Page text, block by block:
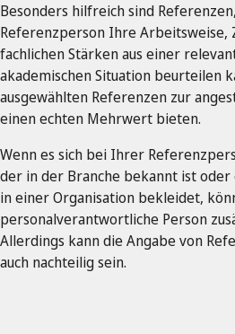
Besonders hilfreich sind
Referenzperson Ihre Arbeitsweise,
fachlichen Stärken aus einer
akademischen Situation beurteilen
ausgewählten Referenzen zur
einen echten Mehrwert bieten.
Wenn es sich bei Ihrer
der in der Branche bekannt ist oder
in einer Organisation bekleidet,
personalverantwortliche Person
Allerdings kann die Angabe von
auch nachteilig sein.